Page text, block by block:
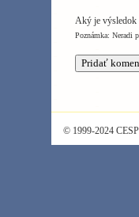
Aký je výsledok
Poznámka: Neradi
© 1999-2024